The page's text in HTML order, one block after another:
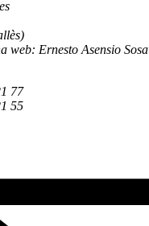
web: Ernesto Asensio Sosa
77
55